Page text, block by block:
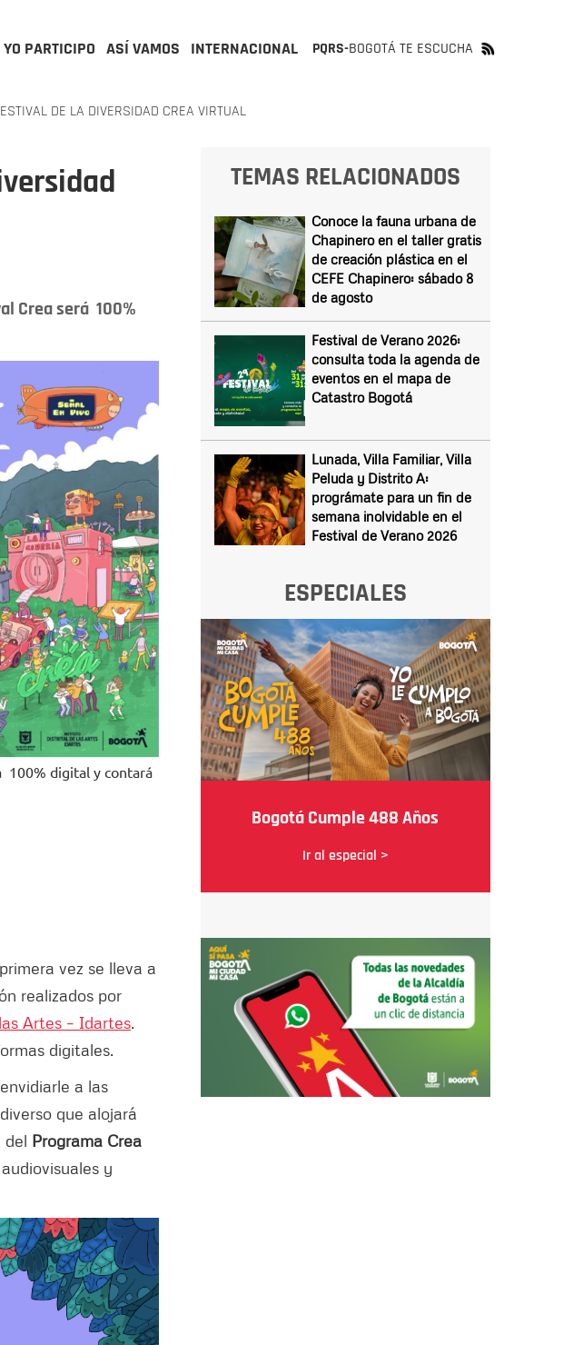
YO PARTICIPO ASÍ VAMOS INTERNACIONAL PQRS-BOGOTÁ TE ESCUCHA
DE LA DIVERSIDAD CREA VIRTUAL
Crea será 100%
100% digital y contará
vez se lleva a
realizados por
Artes – Idartes.
digitales.
a las
que alojará
del Programa Crea
y
TEMAS RELACIONADOS
Conoce la fauna urbana de
Chapinero en el taller gratis
de creación plástica en el
CEFE Chapinero: sábado 8
de agosto
Festival de Verano 2026:
consulta toda la agenda de
eventos en el mapa de
Catastro Bogotá
Lunada, Villa Familiar, Villa
Peluda y Distrito A:
prográmate para un fin de
semana inolvidable en el
Festival de Verano 2026
ESPECIALES
Bogotá Cumple 488 Años
Ir al especial >